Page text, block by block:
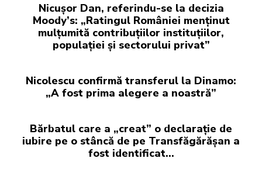
Nicușor Dan, referindu-se la decizia
Moody’s: „Ratingul României menținut
mulțumită contribuțiilor instituțiilor,
populației și sectorului privat”
Nicolescu confirmă transferul la Dinamo:
„A fost prima alegere a noastră”
Bărbatul care a „creat” o declarație de
iubire pe o stâncă de pe Transfăgărășan a
fost identificat…